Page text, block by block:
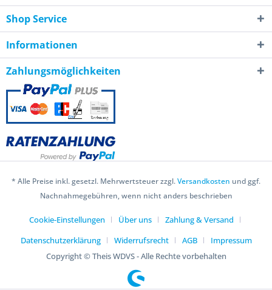
Shop Service
Informationen
Zahlungsmöglichkeiten
* Alle Preise inkl. gesetzl. Mehrwertsteuer zzgl.Versandkosten und ggf.
Nachnahmegebühren, wenn nicht anders beschrieben
Cookie-Einstellungen Über uns
Zahlung & Versand
Datenschutzerklärung
Widerrufsrecht AGB
Impressum
Copyright © Theis WDVS - Alle Rechte vorbehalten